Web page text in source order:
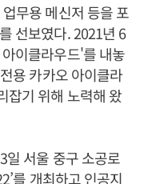
무용 메신저 등을 포
선보였다. 2021년 6
이클라우드'를 내놓
용 카카오 아이클라
잡기 위해 노력해 왔
일 서울 중구 소공로
를 개최하고 인공지